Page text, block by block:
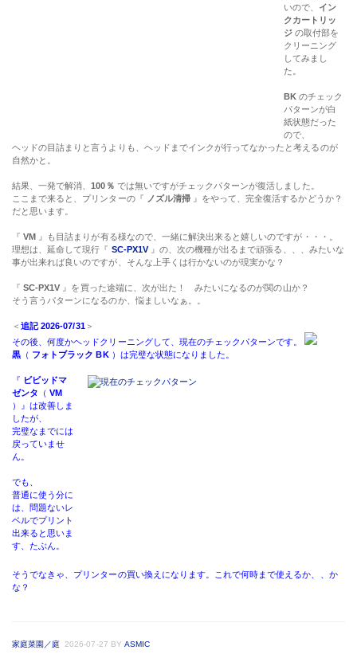
いので、 イン
クカートリッ
ジ の取付部を
クリーニング
してみまし
た。
BK のチェック
パターンが白
紙状態だった
ので、
ヘッドの目詰まりと言うよりも、ヘッドまでインクが行ってなかったと考えるのが
自然かと。
結果、一発で解消、100％ では無いですがチェックパターンが復活しました。
ここまで来ると、プリンターの『 ノズル清掃』をやって、完全復活するかどうか？
だと思います。
『VM 』も目詰まりが有る様なので、一緒に解決出来ると嬉しいのですが・・・。
理想は、延命して現行『 SC-PX1V』の、次の機種が出るまで頑張る、、、みたいな
事が出来れば良いのですが、そんな上手くは行かないのが現実かな？
『SC-PX1V 』を買った途端に、次が出た！ みたいになるのが関の山か？
そう言うパターンになるのか、悩ましいなぁ。。
＜追記 2026-07/31＞
その後、何度かヘッドクリーニングして、現在のチェックパターンです。
黒 （ フォトブラック BK）は完璧な状態になりました。
『 ビビッドマ
ゼンタ （VM
）』は改善しま
したが、
完璧なまでには
戻っていませ
ん。
でも、
普通に使う分に
は、問題ないレ
ベルでプリント
出来ると思いま
す、たぶん。
そうでなきゃ、プリンターの買い換えになります。これで何時まで使えるか、、か
な？
家庭菜園／庭 2026-07-27 BY ASMIC